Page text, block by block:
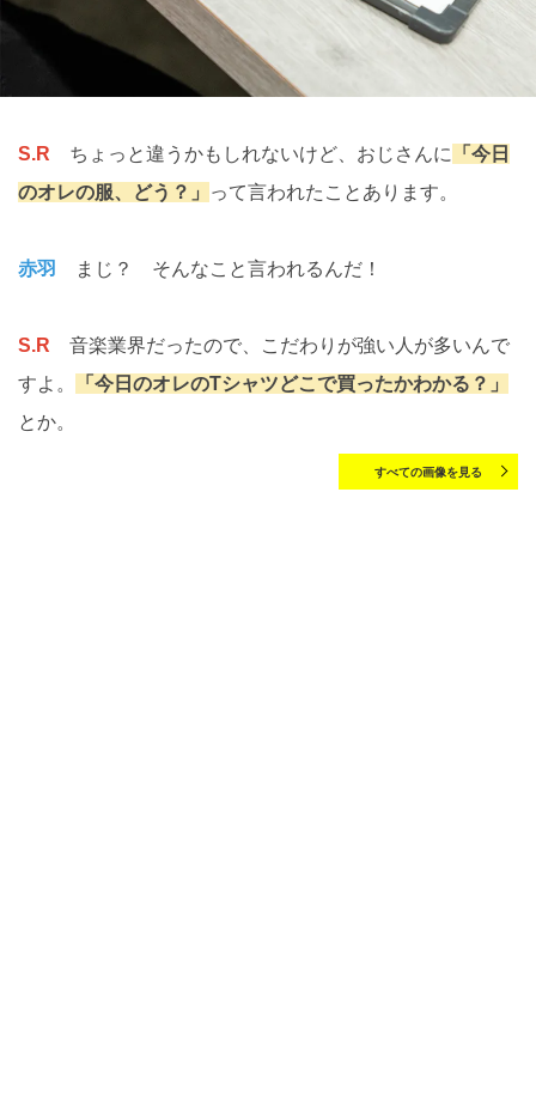
S.R ちょっと違うかもしれないけど、おじさんに
「今日
のオレの服、どう？」
って言われたことあります。
赤羽 まじ？ そんなこと言われるんだ！
S.R 音楽業界だったので、こだわりが強い人が多いんで
すよ。
「今日のオレのTシャツどこで買ったかわかる？」
とか。
すべての画像を見る